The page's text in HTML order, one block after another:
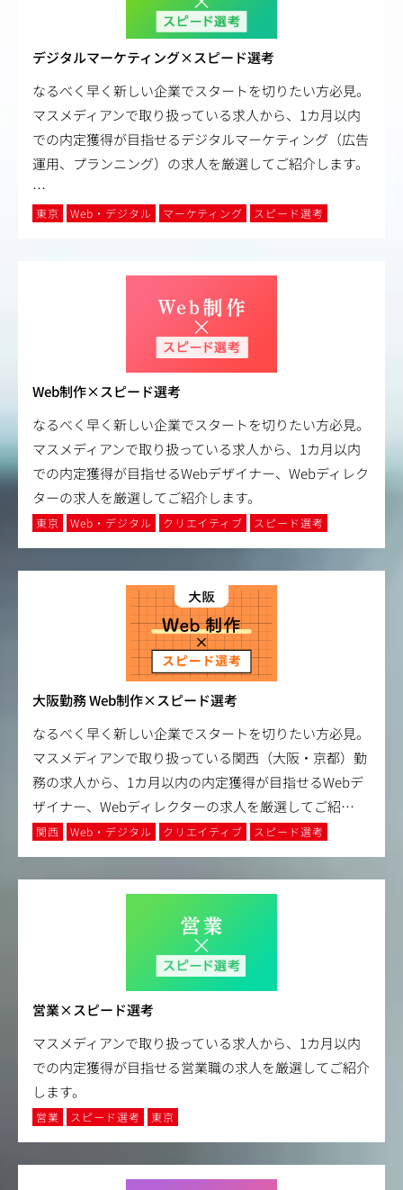
デジタルマーケティング×スピード選考
なるべく早く新しい企業でスタートを切りたい方必見。
マスメディアンで取り扱っている求人から、1カ月以内
での内定獲得が目指せるデジタルマーケティング（広告
運用、プランニング）の求人を厳選してご紹介します。
…
東京 Web・デジタル マーケティング スピード選考
Web制作×スピード選考
なるべく早く新しい企業でスタートを切りたい方必見。
マスメディアンで取り扱っている求人から、1カ月以内
での内定獲得が目指せるWebデザイナー、Webディレク
ターの求人を厳選してご紹介します。
東京 Web・デジタル クリエイティブ スピード選考
大阪勤務 Web制作×スピード選考
なるべく早く新しい企業でスタートを切りたい方必見。
マスメディアンで取り扱っている関西（大阪・京都）勤
務の求人から、1カ月以内の内定獲得が目指せるWebデ
ザイナー、Webディレクターの求人を厳選してご紹…
関西 Web・デジタル クリエイティブ スピード選考
営業×スピード選考
マスメディアンで取り扱っている求人から、1カ月以内
での内定獲得が目指せる営業職の求人を厳選してご紹介
します。
営業 スピード選考 東京